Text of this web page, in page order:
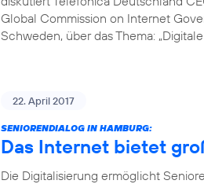
Global Commission on Internet
Schweden, über das Thema:
22. April 2017
SENIORENDIALOG IN HAMBURG:
Das Internet bietet
Die Digitalisierung ermöglicht